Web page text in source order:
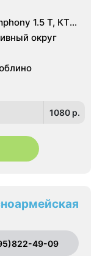
1.5 Т, КТ
округ
1080 p.
49-09